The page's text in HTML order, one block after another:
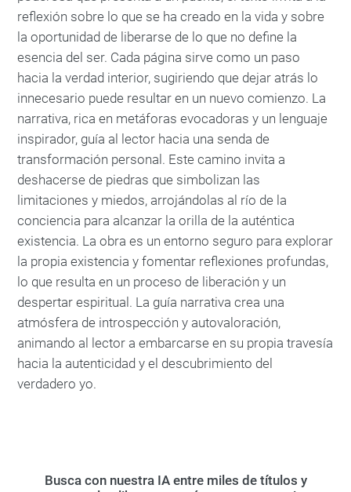
reflexión sobre lo que se ha creado en la vida y sobre
la oportunidad de liberarse de lo que no define la
esencia del ser. Cada página sirve como un paso
hacia la verdad interior, sugiriendo que dejar atrás lo
innecesario puede resultar en un nuevo comienzo. La
narrativa, rica en metáforas evocadoras y un lenguaje
inspirador, guía al lector hacia una senda de
transformación personal. Este camino invita a
deshacerse de piedras que simbolizan las
limitaciones y miedos, arrojándolas al río de la
conciencia para alcanzar la orilla de la auténtica
existencia. La obra es un entorno seguro para explorar
la propia existencia y fomentar reflexiones profundas,
lo que resulta en un proceso de liberación y un
despertar espiritual. La guía narrativa crea una
atmósfera de introspección y autovaloración,
animando al lector a embarcarse en su propia travesía
hacia la autenticidad y el descubrimiento del
verdadero yo.
Busca con nuestra IA entre miles de títulos y